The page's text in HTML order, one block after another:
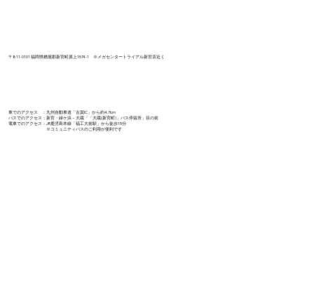
〒811-0101 福岡県糟屋郡新宮町原上1574-1 ​※メガセンタートライアル新宮店近く
車でのアクセス ：九州自動車道「古賀IC」から約4.7km
バスでのアクセス：新宮・緑ケ浜－大蔵「「大蔵(新宮町)」バス停留所」目の前​
電車でのアクセス：JR鹿児島本線「福工大前駅」から徒歩15分
※コミュニティバスのご利用が便利です